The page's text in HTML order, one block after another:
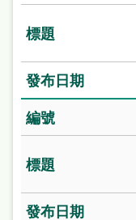
語
詞
彙
台
北
陳
情